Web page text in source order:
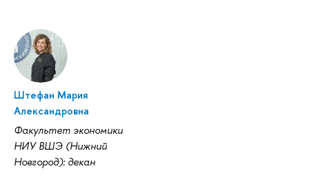
Штефан Мария
Александровна
Факультет экономики
НИУ ВШЭ (Нижний
Новгород): декан